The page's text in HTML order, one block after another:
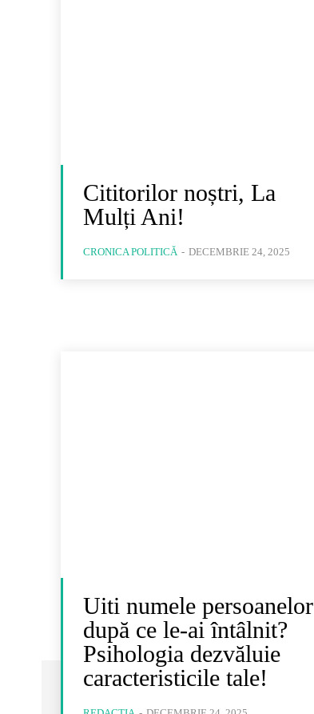
Cititorilor noștri, La
Mulți Ani!
CRONICA POLITICĂ - DECEMBRIE 24, 2025
Uiti numele persoanelor
după ce le-ai întâlnit?
Psihologia dezvăluie
caracteristicile tale!